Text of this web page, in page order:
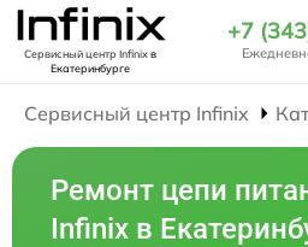
Сервисный центр Infinixв
Екатеринбурге
+7
Сервисный центр Infinix
Ремонт цепи
Infinix в